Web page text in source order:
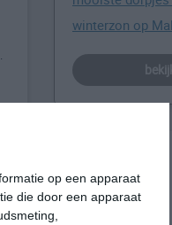
op een apparaat
die door een apparaat
winterzon op